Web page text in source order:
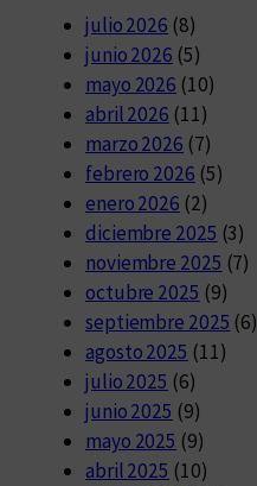
julio 2026 (8)
junio 2026 (5)
mayo 2026 (10)
abril 2026 (11)
marzo 2026 (7)
febrero 2026 (5)
enero 2026 (2)
diciembre 2025 (3)
noviembre 2025 (7)
octubre 2025 (9)
septiembre 2025 (6)
agosto 2025 (11)
julio 2025 (6)
junio 2025 (9)
mayo 2025 (9)
abril 2025 (10)